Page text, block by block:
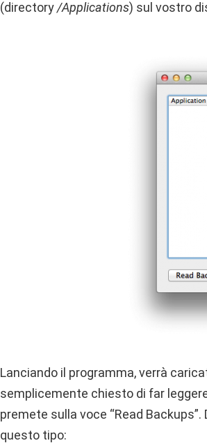
(directory/Applications) sul vostro
Lanciando il programma, verrà
semplicemente chiesto di far
premete sulla voce “Read
questo tipo: